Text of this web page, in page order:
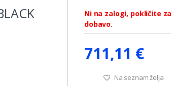
Ni na zalogi, pokličite za
dobavo.
711,11 €
Na seznam želja